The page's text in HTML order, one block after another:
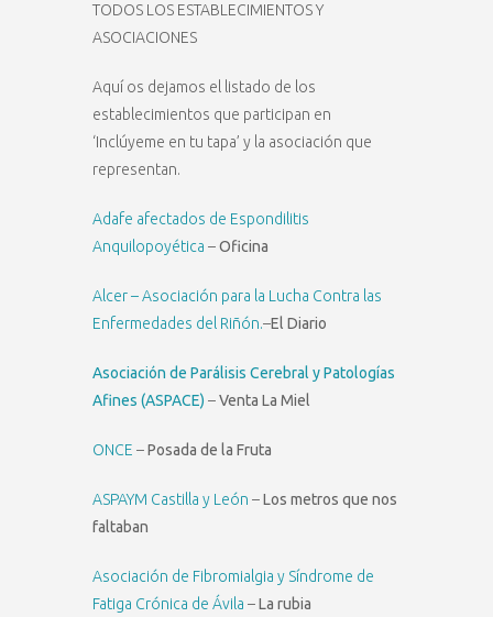
TODOS LOS ESTABLECIMIENTOS Y
ASOCIACIONES
Aquí os dejamos el listado de los
establecimientos que participan en
‘Inclúyeme en tu tapa’ y la asociación que
representan.
Adafe afectados de Espondilitis
Anquilopoyética –Oficina
Alcer – Asociación para la Lucha Contra las
Enfermedades del Riñón.–El Diario
Asociación de Parálisis Cerebral y Patologías
Afines (ASPACE) –Venta La Miel
ONCE –Posada de la Fruta
ASPAYM Castilla y León –Los metros que nos
faltaban
Asociación de Fibromialgia y Síndrome de
Fatiga Crónica de Ávila –La rubia